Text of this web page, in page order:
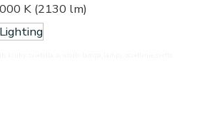
K (2130 lm)